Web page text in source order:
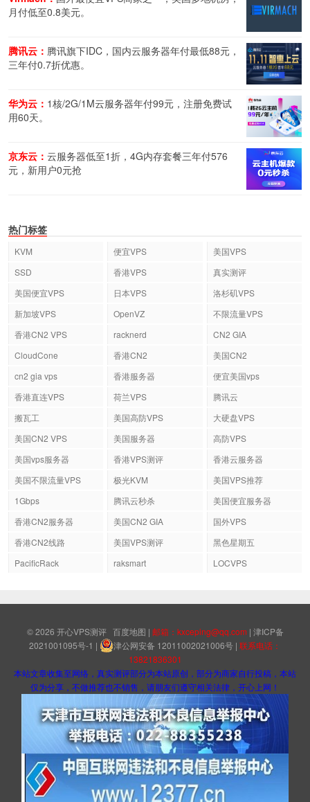
月付低至0.8美元。
腾讯云： 腾讯旗下IDC，国内云服务器年付最低88元，
三年付0.7折优惠。
华为云： 1核/2G/1M云服务器年付99元，注册免费试
用60天。
京东云： 云服务器低至1折，4G内存套餐三年付576
元，新用户0元抢
热门标签
KVM 便宜VPS
美国VPS
SSD
香港VPS
真实测评
美国便宜VPS
日本VPS
洛杉矶VPS
新加坡VPS
OpenVZ
不限流量VPS
香港CN2 VPS
racknerd
CN2 GIA
CloudCone
香港CN2
美国CN2
cn2 gia vps
香港服务器
便宜美国vps
香港直连VPS
荷兰VPS
腾讯云
搬瓦工
美国高防VPS
大硬盘VPS
美国CN2 VPS
美国服务器
高防VPS
美国vps服务器
香港VPS测评
香港云服务器
美国不限流量VPS
极光KVM
美国VPS推荐
1Gbps
腾讯云秒杀
美国便宜服务器
香港CN2服务器
美国CN2 GIA
国外VPS
香港CN2线路
美国VPS测评
黑色星期五
PacificRack
raksmart LOCVPS
© 2026 开心VPS测评 百度地图 | 邮箱：kxceping@qq.com | 津ICP备
2021001095号-1 | 津公网安备 12011002021006号 | 联系电话：
13821836301
本站文章收集至网络，真实测评部分为本站原创，部分为商家自行投稿，本站
仅为分享，不做推荐也不销售，请朋友们遵守相关法律，开心上网！